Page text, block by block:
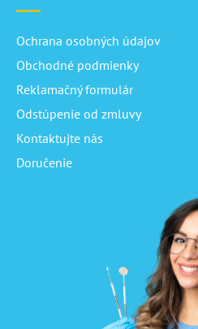
Ochrana osobných údajov
Obchodné podmienky
Reklamačný formulár
Odstúpenie od zmluvy
Kontaktujte nás
Doručenie